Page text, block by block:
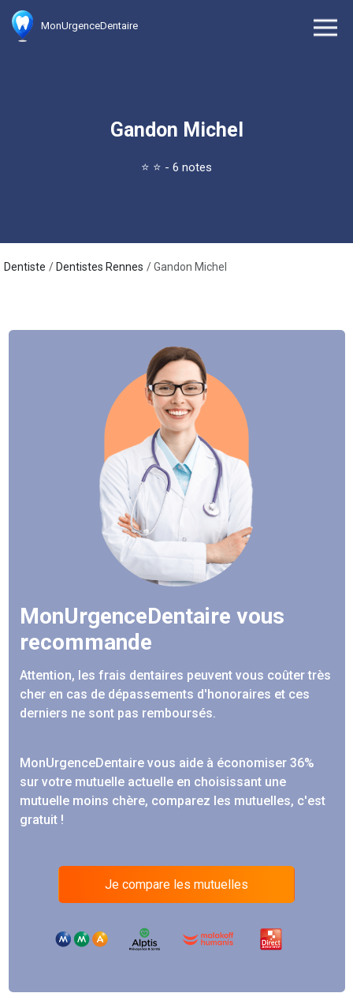
MonUrgenceDentaire
Gandon Michel
⭐ ⭐ - 6 notes
Dentiste Dentistes Rennes Gandon Michel
MonUrgenceDentaire vous
recommande
Attention, les frais dentaires peuvent vous coûter très
cher en cas de dépassements d'honoraires et ces
derniers ne sont pas remboursés.
MonUrgenceDentaire vous aide à économiser 36%
sur votre mutuelle actuelle en choisissant une
mutuelle moins chère, comparez les mutuelles, c'est
gratuit !
Je compare les mutuelles